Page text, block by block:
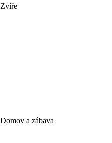
Zvíře
Domov a zábava